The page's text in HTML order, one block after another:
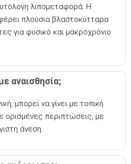
λιπομεταφορά. Η
πλούσια βλαστοκύτταρα
για φυσικό και μακροχρόνιο
αναισθησία;
μπορεί να γίνει με τοπική
ορισμένες περιπτώσεις, με
άνεση.